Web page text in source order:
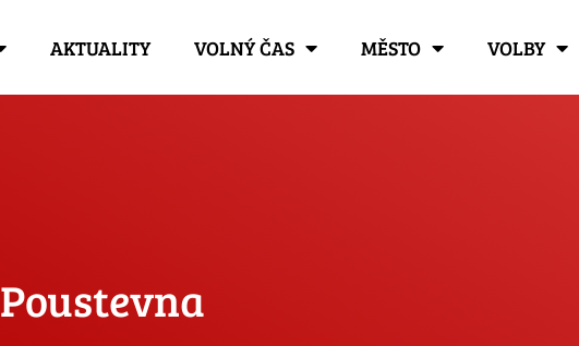
AKTUALITY VOLNÝ ČAS MĚSTO VOLBY
Poustevna